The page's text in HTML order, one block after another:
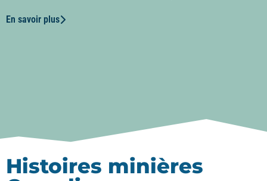
En savoir plus
Histoires minières